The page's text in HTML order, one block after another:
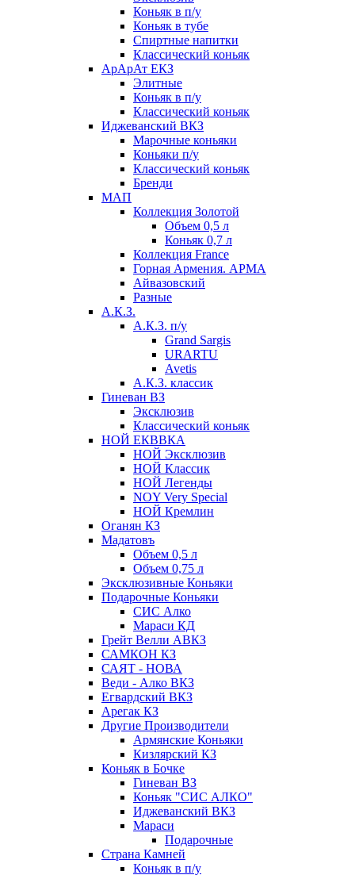
Коньяк в п/у
Коньяк в тубе
Спиртные напитки
Классический коньяк
АрАрАт ЕКЗ
Элитные
Коньяк в п/у
Классический коньяк
Иджеванский ВКЗ
Марочные коньяки
Коньяки п/у
Классический коньяк
Бренди
МАП
Коллекция Золотой
Объем 0,5 л
Коньяк 0,7 л
Коллекция France
Горная Армения. АРМА
Айвазовский
Разные
А.К.З.
А.К.З. п/у
Grand Sargis
URARTU
Avetis
А.К.З. классик
Гиневан ВЗ
Эксклюзив
Классический коньяк
НОЙ ЕКВВКА
НОЙ Эксклюзив
НОЙ Классик
НОЙ Легенды
NOY Very Speсial
НОЙ Кремлин
Оганян КЗ
Мадатовъ
Объем 0,5 л
Объем 0,75 л
Эксклюзивные Коньяки
Подарочные Коньяки
СИС Алко
Мараси КД
Грейт Велли АВКЗ
САМКОН КЗ
САЯТ - НОВА
Веди - Алко ВКЗ
Егвардский ВКЗ
Арегак КЗ
Другие Производители
Армянские Коньяки
Кизлярский КЗ
Коньяк в Бочке
Гиневан ВЗ
Коньяк "СИС АЛКО"
Иджеванский ВКЗ
Мараси
Подарочные
Страна Камней
Коньяк в п/у